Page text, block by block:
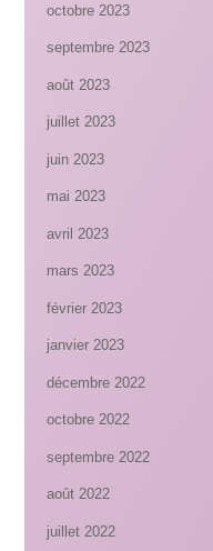
octobre 2023
septembre 2023
août 2023
juillet 2023
juin 2023
mai 2023
avril 2023
mars 2023
février 2023
janvier 2023
décembre 2022
octobre 2022
septembre 2022
août 2022
juillet 2022